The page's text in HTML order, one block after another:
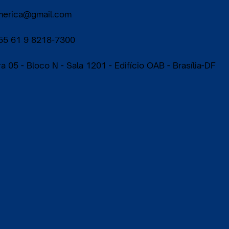
61 9 8218-7300
05 - Bloco N - Sala 1201 - Edifício OAB - Brasília-DF